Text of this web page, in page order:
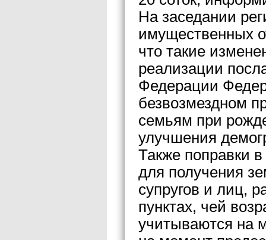
На заседании
имущественных
что такие
реализации
Федерации
безвозмездном
семьям при
улучшения
Также поправки
для получения
супругов и лиц,
пунктах, чей
учитываются на